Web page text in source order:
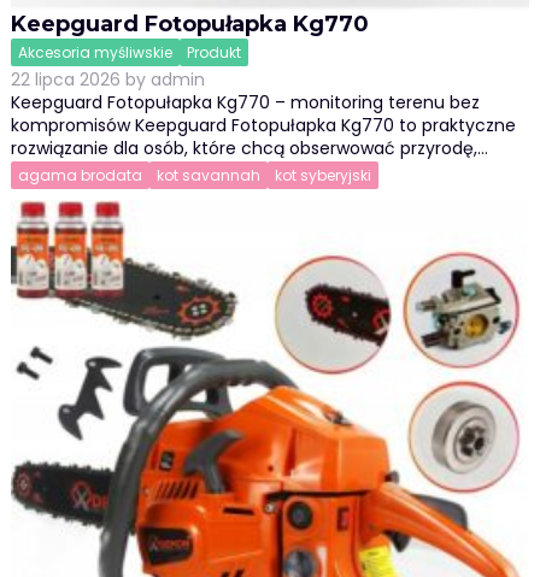
Keepguard Fotopułapka Kg770
Akcesoria myśliwskie Produkt
22 lipca 2026 by admin
Keepguard Fotopułapka Kg770 – monitoring terenu bez
kompromisów Keepguard Fotopułapka Kg770 to praktyczne
rozwiązanie dla osób, które chcą obserwować przyrodę,…
agama brodata kot savannah kot syberyjski